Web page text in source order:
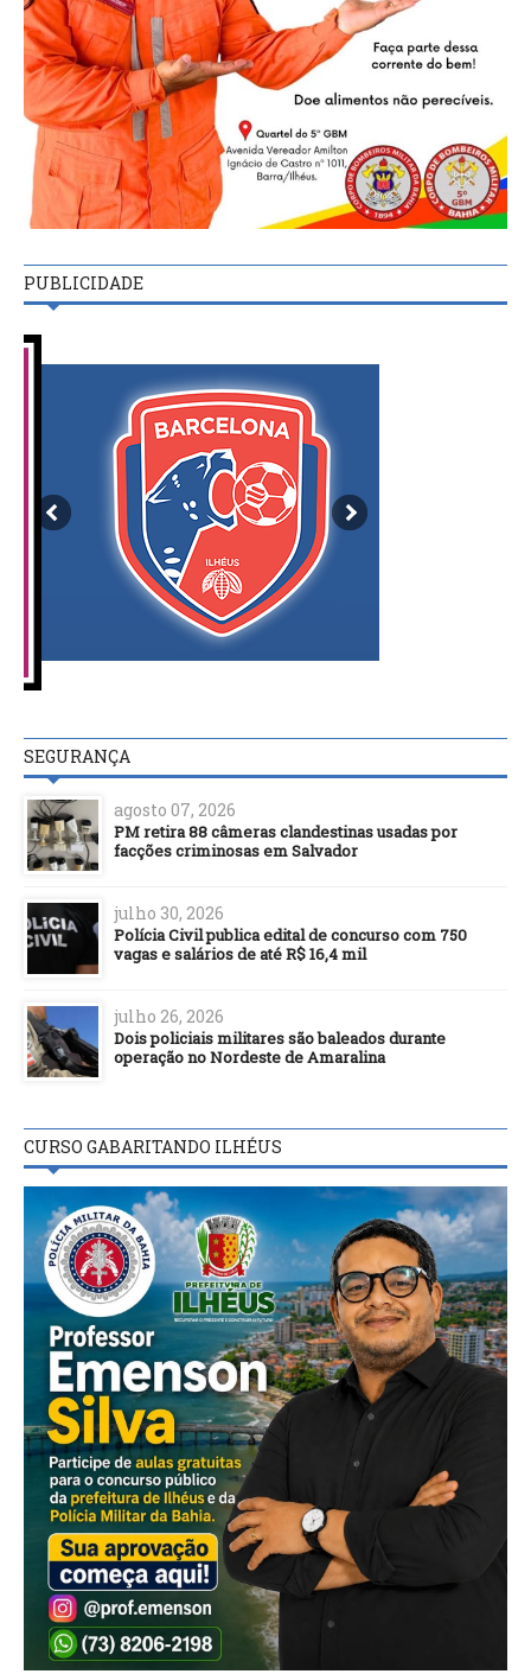
PUBLICIDADE
SEGURANÇA
agosto 07, 2026
PM retira 88 câmeras clandestinas usadas por
facções criminosas em Salvador
julho 30, 2026
Polícia Civil publica edital de concurso com 750
vagas e salários de até R$ 16,4 mil
julho 26, 2026
Dois policiais militares são baleados durante
operação no Nordeste de Amaralina
CURSO GABARITANDO ILHÉUS